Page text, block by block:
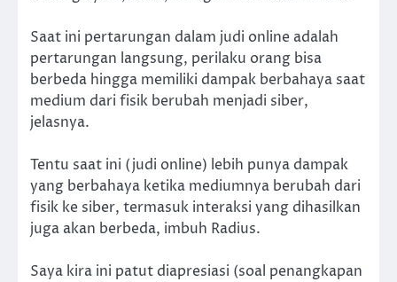
Saat ini pertarungan dalam judi online adalah
pertarungan langsung, perilaku orang bisa
berbeda hingga memiliki dampak berbahaya saat
medium dari fisik berubah menjadi siber,
jelasnya.
Tentu saat ini (judi online) lebih punya dampak
yang berbahaya ketika mediumnya berubah dari
fisik ke siber, termasuk interaksi yang dihasilkan
juga akan berbeda, imbuh Radius.
Saya kira ini patut diapresiasi (soal penangkapan